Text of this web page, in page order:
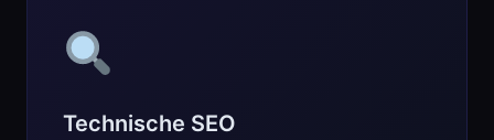
Technische SEO